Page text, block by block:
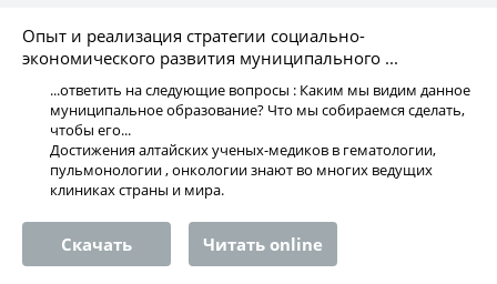
Опыт и реализация стратегии социально-
экономического развития муниципального ...
...ответить на следующие вопросы : Каким мы видим данное
муниципальное образование? Что мы собираемся сделать,
чтобы его...
Достижения алтайских ученых-медиков в гематологии,
пульмонологии , онкологии знают во многих ведущих
клиниках страны и мира.
Скачать Читать online